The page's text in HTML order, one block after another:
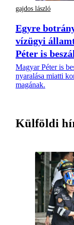
gajdos lászló
Egyre
vízügyi
Péter is
Magyar Péter is
nyaralása miatti
magának.
Külföldi